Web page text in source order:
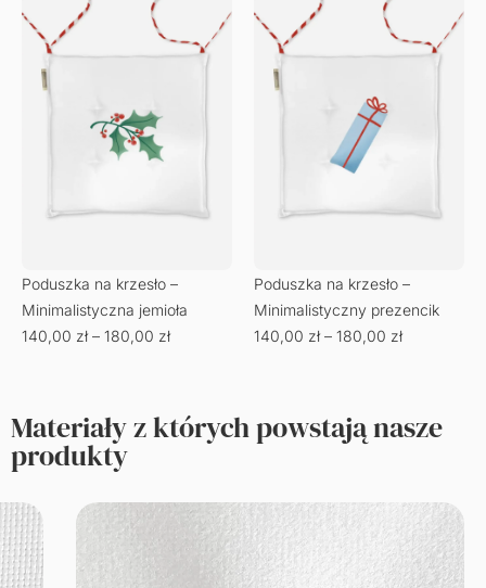
Poduszka na krzesło –
Minimalistyczna jemioła
140,00 zł – 180,00 zł
Poduszka na krzesło –
Minimalistyczny prezencik
140,00 zł – 180,00 zł
Materiały z których powstają nasze
produkty